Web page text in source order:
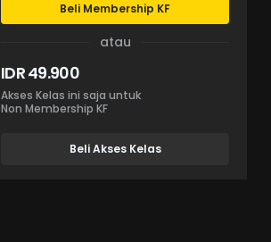
Beli Membership KF
atau
IDR 49.900
Akses Kelas ini saja untuk
Non Membership KF
Beli Akses Kelas